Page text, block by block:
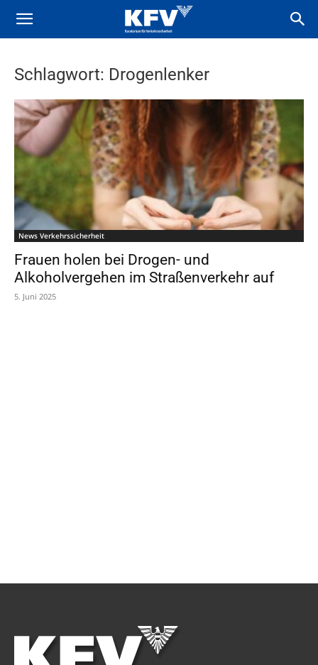
Schlagwort: Drogenlenker
News Verkehrssicherheit
Frauen holen bei Drogen- und
Alkoholvergehen im Straßenverkehr auf
5. Juni 2025